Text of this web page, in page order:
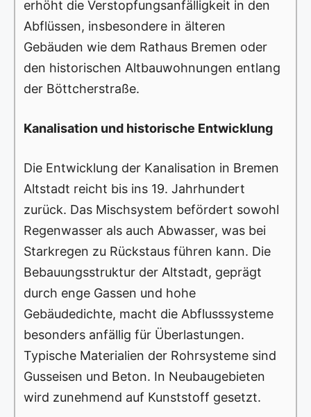
erhöht die Verstopfungsanfälligkeit in den
Abflüssen, insbesondere in älteren
Gebäuden wie dem Rathaus Bremen oder
den historischen Altbauwohnungen entlang
der Böttcherstraße.
Kanalisation und historische Entwicklung
Die Entwicklung der Kanalisation in Bremen
Altstadt reicht bis ins 19. Jahrhundert
zurück. Das Mischsystem befördert sowohl
Regenwasser als auch Abwasser, was bei
Starkregen zu Rückstaus führen kann. Die
Bebauungsstruktur der Altstadt, geprägt
durch enge Gassen und hohe
Gebäudedichte, macht die Abflusssysteme
besonders anfällig für Überlastungen.
Typische Materialien der Rohrsysteme sind
Gusseisen und Beton. In Neubaugebieten
wird zunehmend auf Kunststoff gesetzt.